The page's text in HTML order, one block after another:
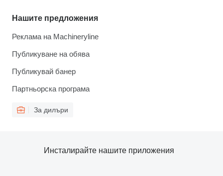
Нашите предложения
Реклама на Machineryline
Публикуване на обява
Публикувай банер
Партньорска програма
За дилъри
Инсталирайте нашите приложения